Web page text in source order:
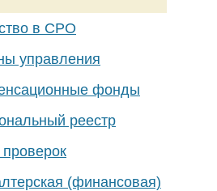
в СРО
управления
фонды
реестр
(финансовая)